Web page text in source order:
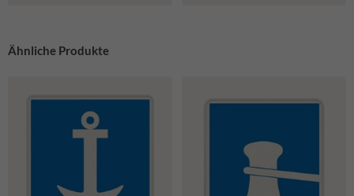
Ähnliche Produkte